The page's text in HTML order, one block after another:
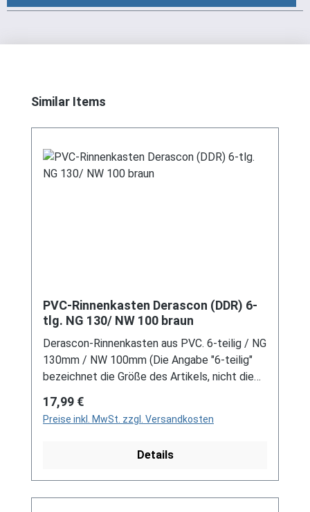
Produktgalerie überspringen
Similar Items
PVC-Rinnenkasten Derascon (DDR) 6-
tlg. NG 130/ NW 100 braun
Derascon-Rinnenkasten aus PVC. 6-teilig / NG
130mm / NW 100mm (Die Angabe "6-teilig"
bezeichnet die Größe des Artikels, nicht die
Es handelt sich hierbei um Restbestände
eines nicht mehr produzierten DDR-
modernen Systemen nicht kompatibel ist. Bei
Regulärer Preis:
17,99 €
Preise inkl. MwSt. zzgl. Versandkosten
Details